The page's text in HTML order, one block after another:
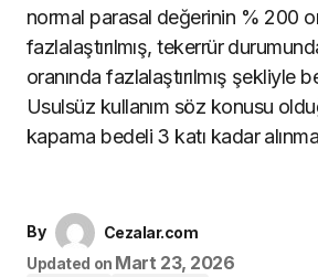
normal parasal değerinin % 200
fazlalaştırılmış, tekerrür
oranında fazlalaştırılmış şekliyle
Usulsüz kullanım söz konusu
kapama bedeli 3 katı kadar
By
Cezalar.com
Updated on Mart 23, 2026